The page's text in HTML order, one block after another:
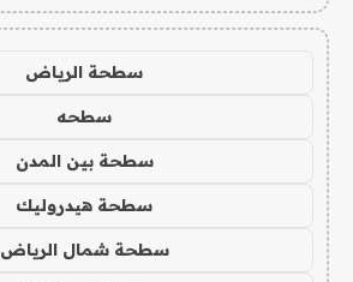
سطحة الرياض
سطحه
سطحة بين المدن
سطحة هيدروليك
سطحة شمال الرياض